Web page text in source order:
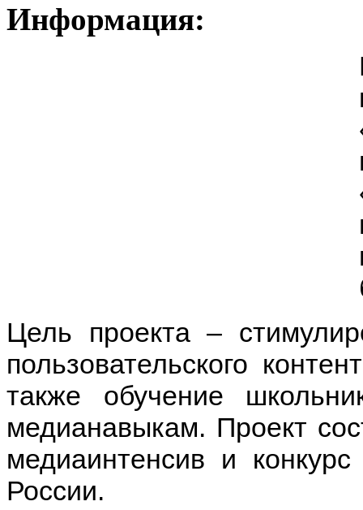
Информация:
Цель проекта –
пользовательского
также обучение
медианавыкам. Проект
медиаинтенсив и
России.